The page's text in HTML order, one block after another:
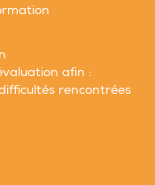
afin :
rencontrées